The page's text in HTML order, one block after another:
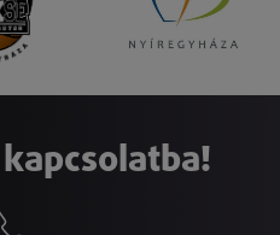
kapcsolatba!